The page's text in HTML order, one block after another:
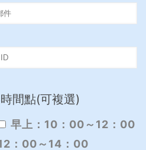
間點(可複選)
早上：10：00～12：00
：00～14：00